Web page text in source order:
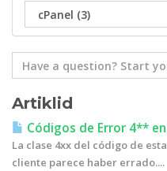
Artiklid
Códigos de Error 4**
La clase 4xx del código de
cliente parece haber errado....